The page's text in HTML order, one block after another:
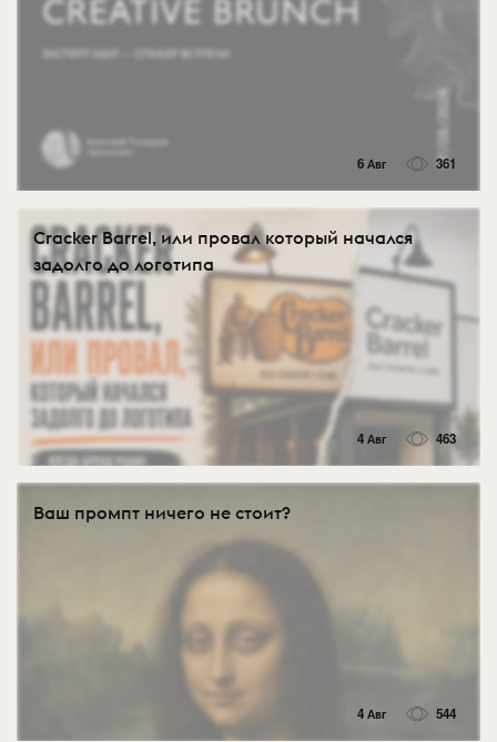
6 Авг 361
Cracker Barrel, или провал который начался
задолго до логотипа
4 Авг 463
Ваш промпт ничего не стоит?
4 Авг 544